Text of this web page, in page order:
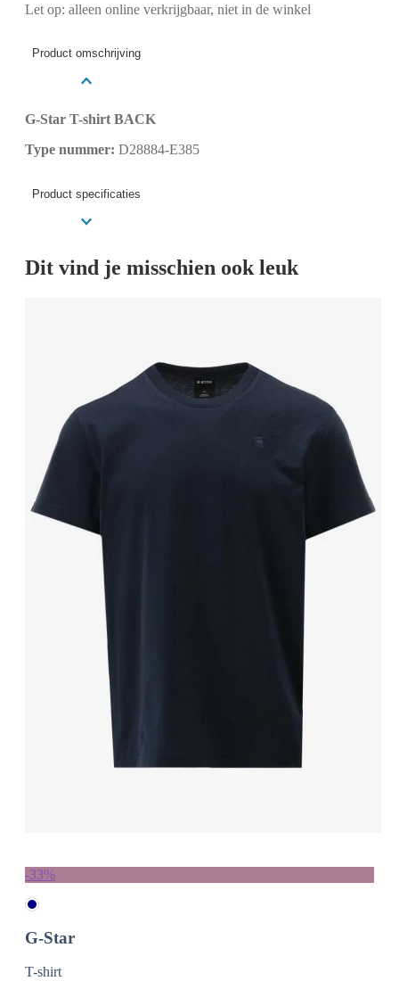
Let op: alleen online verkrijgbaar, niet in de winkel
Product omschrijving
G-Star T-shirt BACK
Type nummer: D28884-E385
Product specificaties
Dit vind je misschien ook leuk
-33%
G-Star
T-shirt